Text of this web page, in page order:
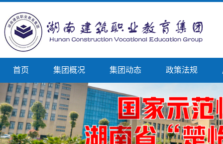
首页 集团概况 集团动态 政策法规